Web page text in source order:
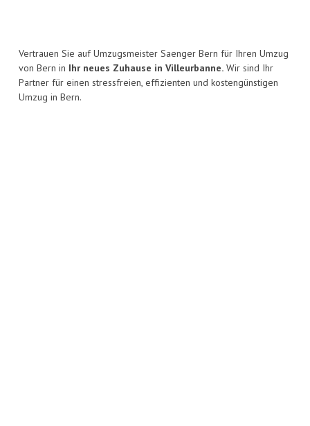
Vertrauen Sie auf Umzugsmeister Saenger Bern für Ihren Umzug
von Bern in Ihr neues Zuhause in Villeurbanne. Wir sind Ihr
Partner für einen stressfreien, effizienten und kostengünstigen
Umzug in Bern.